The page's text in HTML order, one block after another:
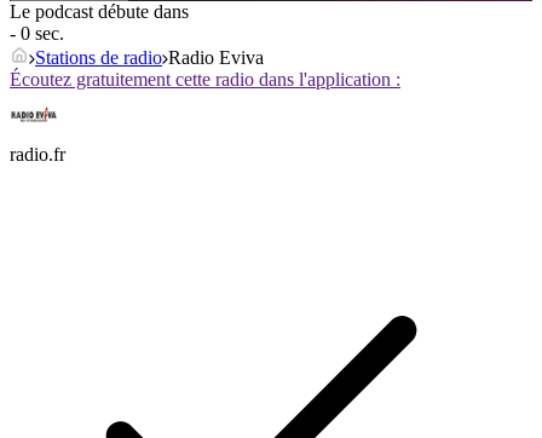
Le podcast débute dans
- 0 sec.
Stations de radio Radio Eviva
Écoutez gratuitement cette radio dans l'application :
radio.fr